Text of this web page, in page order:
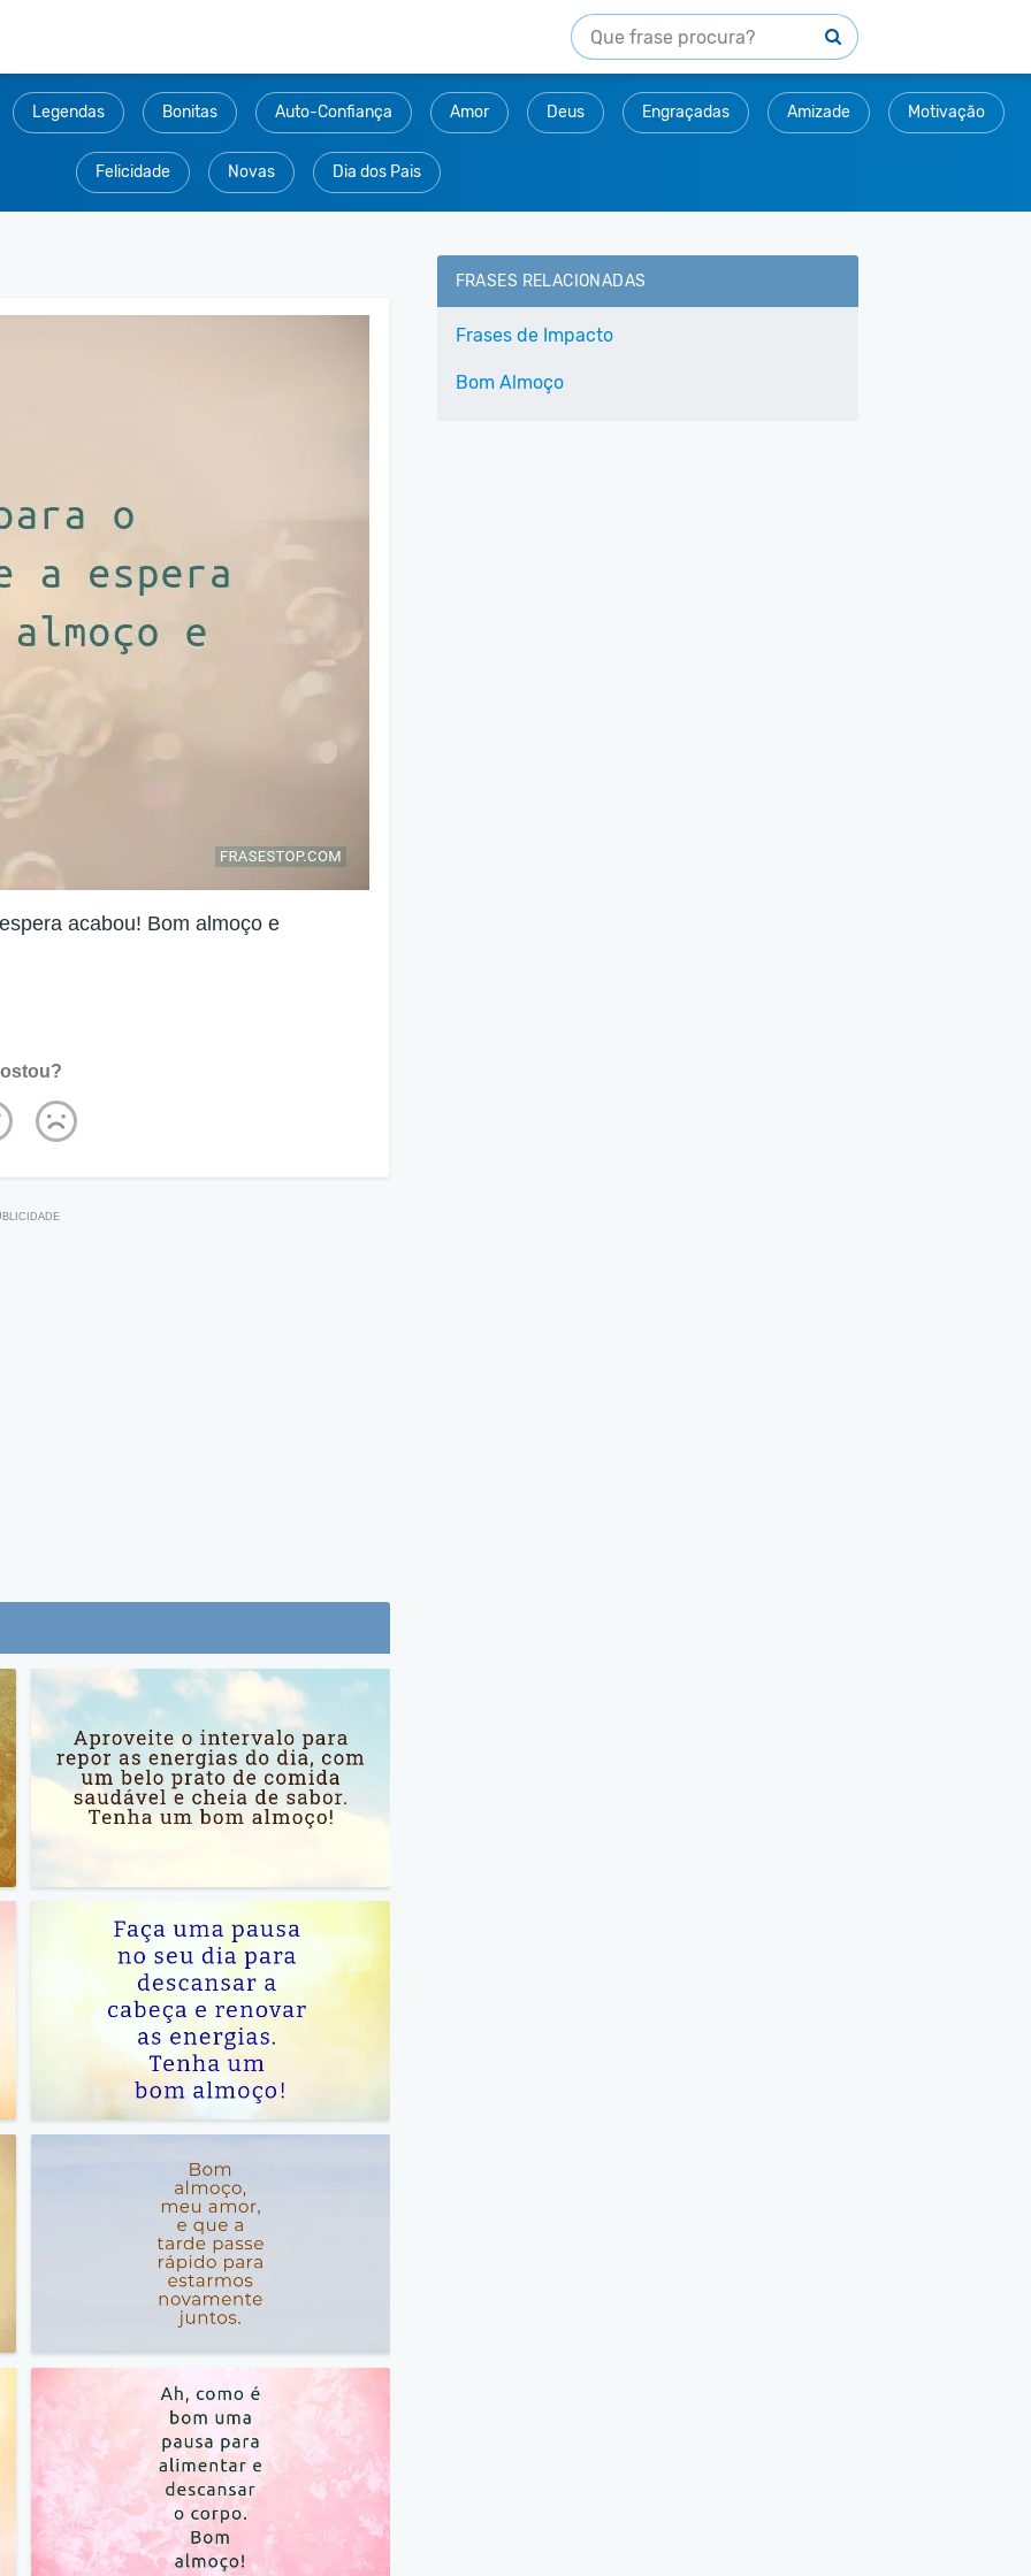
Legendas Bonitas Auto-Confiança Amor Deus Engraçadas Amizade Motivação
Felicidade Novas Dia dos Pais
acabou! Bom almoço e
FRASES RELACIONADAS
Frases de Impacto
Bom Almoço